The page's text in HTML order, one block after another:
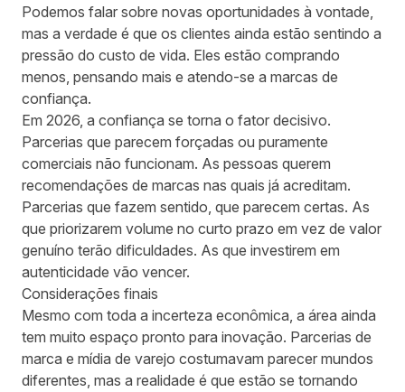
Podemos falar sobre novas oportunidades à vontade,
mas a verdade é que os clientes ainda estão sentindo a
pressão do custo de vida. Eles estão comprando
menos, pensando mais e atendo-se a marcas de
confiança.
Em 2026, a confiança se torna o fator decisivo.
Parcerias que parecem forçadas ou puramente
comerciais não funcionam. As pessoas querem
recomendações de marcas nas quais já acreditam.
Parcerias que fazem sentido, que parecem certas. As
que priorizarem volume no curto prazo em vez de valor
genuíno terão dificuldades. As que investirem em
autenticidade vão vencer.
Considerações finais
Mesmo com toda a incerteza econômica, a área ainda
tem muito espaço pronto para inovação. Parcerias de
marca e mídia de varejo costumavam parecer mundos
diferentes, mas a realidade é que estão se tornando